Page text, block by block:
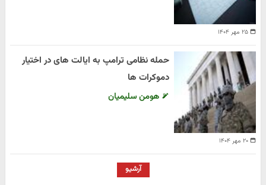
۲۵ مهر ۱۴۰۴
۲۰ مهر ۱۴۰۴
حمله نظامی ترامپ به ایالت های در اختیار
دموکرات ها
هومن سلیمیان
آرشیو